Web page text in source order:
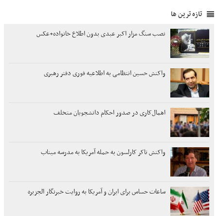
تازه ترین ها
نصب سنگ مزار اکبر عبدی بدون اطلاع خانواده+عکس
واکنش حسین انتظامی به اطلاعیه فوری دفتر رهبری
اهمال‌کاری در صدور احکام‌ دانشجویان متخلف
واکنش تاکر کارلسون به حمله آمریکا به مدرسه میناب
ساعات حساس برای ایران و آمریکا به روایت خبرنگار الجزیره